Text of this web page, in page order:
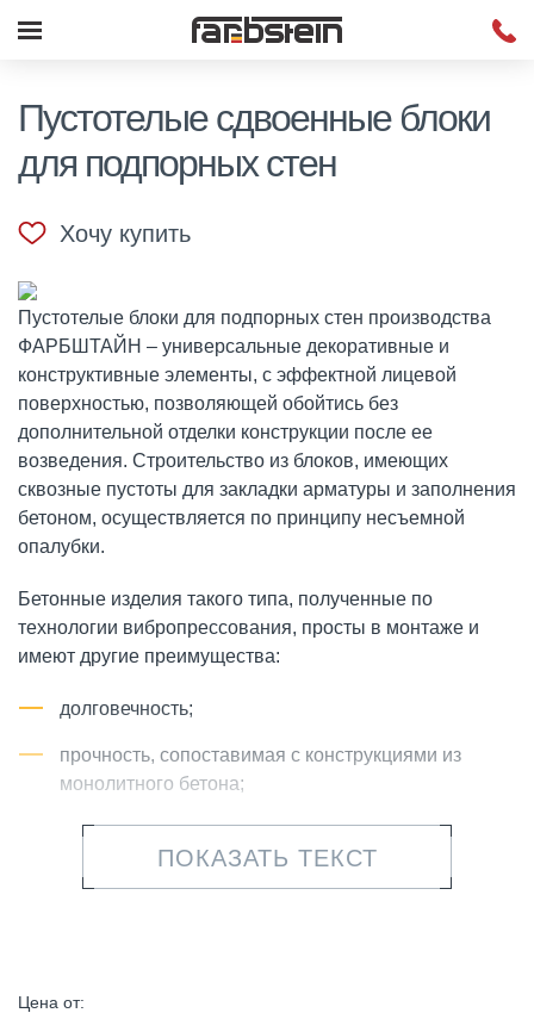
Пустотелые сдвоенные блоки
для подпорных стен
Хочу купить
Пустотелые блоки для подпорных стен производства
ФАРБШТАЙН – универсальные декоративные и
конструктивные элементы, с эффектной лицевой
поверхностью, позволяющей обойтись без
дополнительной отделки конструкции после ее
возведения. Строительство из блоков, имеющих
сквозные пустоты для закладки арматуры и заполнения
бетоном, осуществляется по принципу несъемной
опалубки.
Бетонные изделия такого типа, полученные по
технологии вибропрессования, просты в монтаже и
имеют другие преимущества:
долговечность;
прочность, сопоставимая с конструкциями из
монолитного бетона;
декоративность, так как лицевая сторона блоков
детально имитирует оттенок и фактуру
натурального колотого камня;
ПОКАЗАТЬ ТЕКСТ
Цена от: